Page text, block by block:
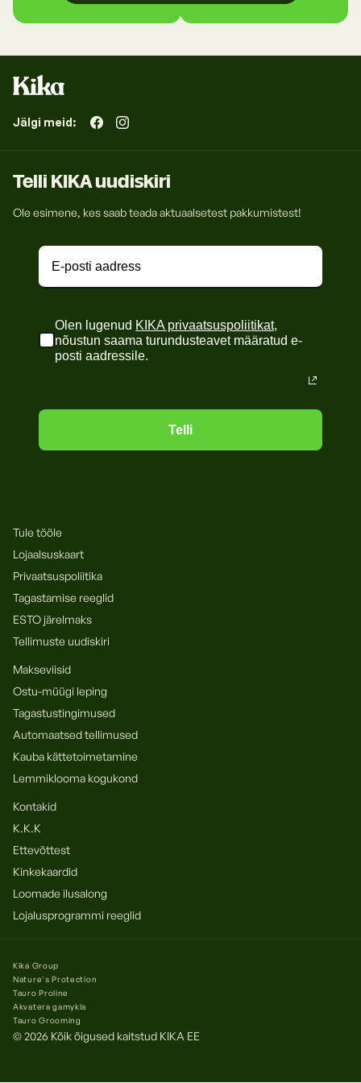
Jälgi meid:
Telli KIKA uudiskiri
Ole esimene, kes saab teada aktuaalsetest pakkumistest!
Olen lugenud KIKA privaatsuspoliitikat,
nõustun saama turundusteavet määratud e-
posti aadressile.
Telli
Tule tööle
Lojaalsuskaart
Privaatsuspoliitika
Tagastamise reeglid
ESTO järelmaks
Tellimuste uudiskiri
Makseviisid
Ostu-müügi leping
Tagastustingimused
Automaatsed tellimused
Kauba kättetoimetamine
Lemmiklooma kogukond
Kontakid
K.K.K
Ettevõttest
Kinkekaardid
Loomade ilusalong
Lojalusprogrammi reeglid
© 2026 Kõik õigused kaitstud KIKA EE
Kika Group
Nature's Protection
Tauro Proline
Akvatera gamykla
Tauro Grooming